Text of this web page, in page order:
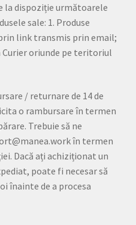
la dispoziție următoarele
sale: 1. Produse
link transmis prin email;
Curier oriunde pe teritoriul
/ returnare de 14 de
o rambursare în termen
Trebuie să ne
în termen
Dacă ați achiziționat un
poate fi necesar să
înainte de a procesa